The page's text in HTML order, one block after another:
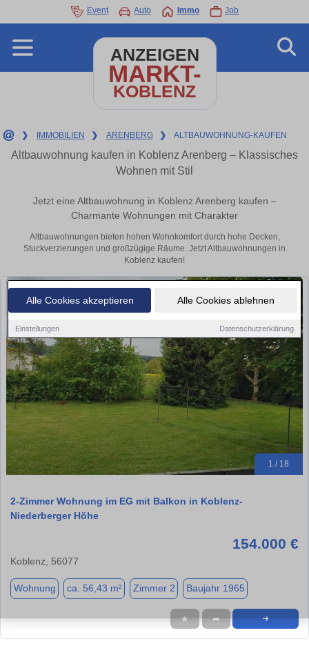
Alle Cookies akzeptieren Alle Cookies ablehnen
Einstellungen Datenschutzerklärung
Event Auto Immo Job
ANZEIGEN
MARKT-
KOBLENZ
❯ IMMOBILIEN ❯ ARENBERG ❯ ALTBAUWOHNUNG-KAUFEN
Altbauwohnung kaufen in Koblenz Arenberg – Klassisches
Wohnen mit Stil
Jetzt eine Altbauwohnung in Koblenz Arenberg kaufen –
Charmante Wohnungen mit Charakter
Altbauwohnungen bieten hohen Wohnkomfort durch hohe Decken,
Stuckverzierungen und großzügige Räume. Jetzt Altbauwohnungen in
Koblenz kaufen!
1 / 18
2-Zimmer Wohnung im EG mit Balkon in Koblenz-
Niederberger Höhe
154.000 €
Koblenz, 56077
Wohnung ca. 56,43 m² Zimmer 2 Baujahr 1965
★ ➦ ➜